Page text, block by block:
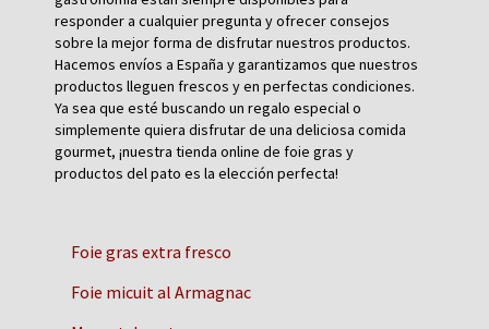
responder a cualquier pregunta y ofrecer consejos
sobre la mejor forma de disfrutar nuestros productos.
Hacemos envíos a España y garantizamos que nuestros
productos lleguen frescos y en perfectas condiciones.
Ya sea que esté buscando un regalo especial o
simplemente quiera disfrutar de una deliciosa comida
gourmet, ¡nuestra tienda online de foie gras y
productos del pato es la elección perfecta!
Foie gras extra fresco
Foie micuit al Armagnac